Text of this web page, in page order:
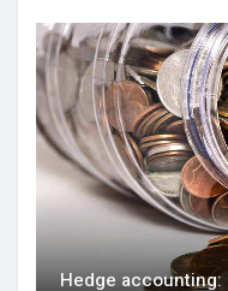
Hedge accounting: